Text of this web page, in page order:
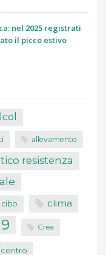
nel 2025 registrati
il picco estivo
allevamento
resistenza
cibo clima
Crea